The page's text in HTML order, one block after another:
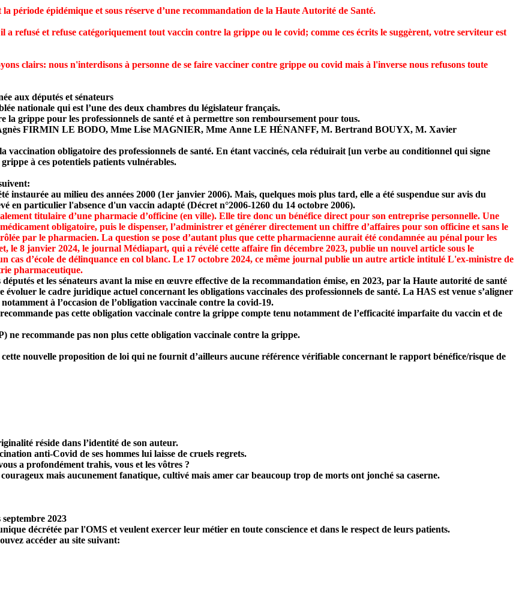
période épidémique et sous réserve d’une recommandation de la Haute Autorité de Santé.
refusé et refuse catégoriquement tout vaccin contre la grippe ou le covid; comme ces écrits le suggèrent, votre serviteur est
clairs: nous n'interdisons à personne de se faire vacciner contre grippe ou covid mais à l'inverse nous refusons toute
aux députés et sénateurs
nationale qui est l’une des deux chambres du législateur français.
grippe pour les professionnels de santé et à permettre son remboursement pour tous.
Agnès FIRMIN LE BODO, Mme Lise MAGNIER, Mme Anne LE HÉNANFF, M. Bertrand BOUYX, M. Xavier
obligatoire des professionnels de santé. En étant vaccinés, cela réduirait [un verbe au conditionnel qui signe
à ces potentiels patients vulnérables.
instaurée au milieu des années 2000 (1er janvier 2006). Mais, quelques mois plus tard, elle a été suspendue sur avis du
en particulier l'absence d'un vaccin adapté (Décret n°2006-1260 du 14 octobre 2006).
titulaire d’une pharmacie d’officine (en ville). Elle tire donc un bénéfice direct pour son entreprise personnelle. Une
obligatoire, puis le dispenser, l’administrer et générer directement un chiffre d’affaires pour son officine et sans le
par le pharmacien. La question se pose d’autant plus que cette pharmacienne aurait été condamnée au pénal pour les
le 8 janvier 2024, le journal Médiapart, qui a révélé cette affaire fin décembre 2023, publie un nouvel article sous le
d’école de délinquance en col blanc. Le 17 octobre 2024, ce même journal publie un autre article intitulé L'ex-ministre de
pharmaceutique.
et les sénateurs avant la mise en œuvre effective de la recommandation émise, en 2023, par la Haute autorité de santé
le cadre juridique actuel concernant les obligations vaccinales des professionnels de santé. La HAS est venue s’aligner
à l’occasion de l’obligation vaccinale contre la covid-19.
pas cette obligation vaccinale contre la grippe compte tenu notamment de l’efficacité imparfaite du vaccin et de
ne recommande pas non plus cette obligation vaccinale contre la grippe.
nouvelle proposition de loi qui ne fournit d’ailleurs aucune référence vérifiable concernant le rapport bénéfice/risque de
réside dans l’identité de son auteur.
anti-Covid de ses hommes lui laisse de cruels regrets.
a profondément trahis, vous et les vôtres ?
mais aucunement fanatique, cultivé mais amer car beaucoup trop de morts ont jonché sa caserne.
septembre 2023
décrétée par l'OMS et veulent exercer leur métier en toute conscience et dans le respect de leurs patients.
accéder au site suivant: